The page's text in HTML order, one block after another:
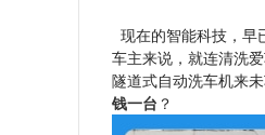
现在的智能科技，早
车主来说，就连清洗
隧道式自动洗车机来
钱一台 ？